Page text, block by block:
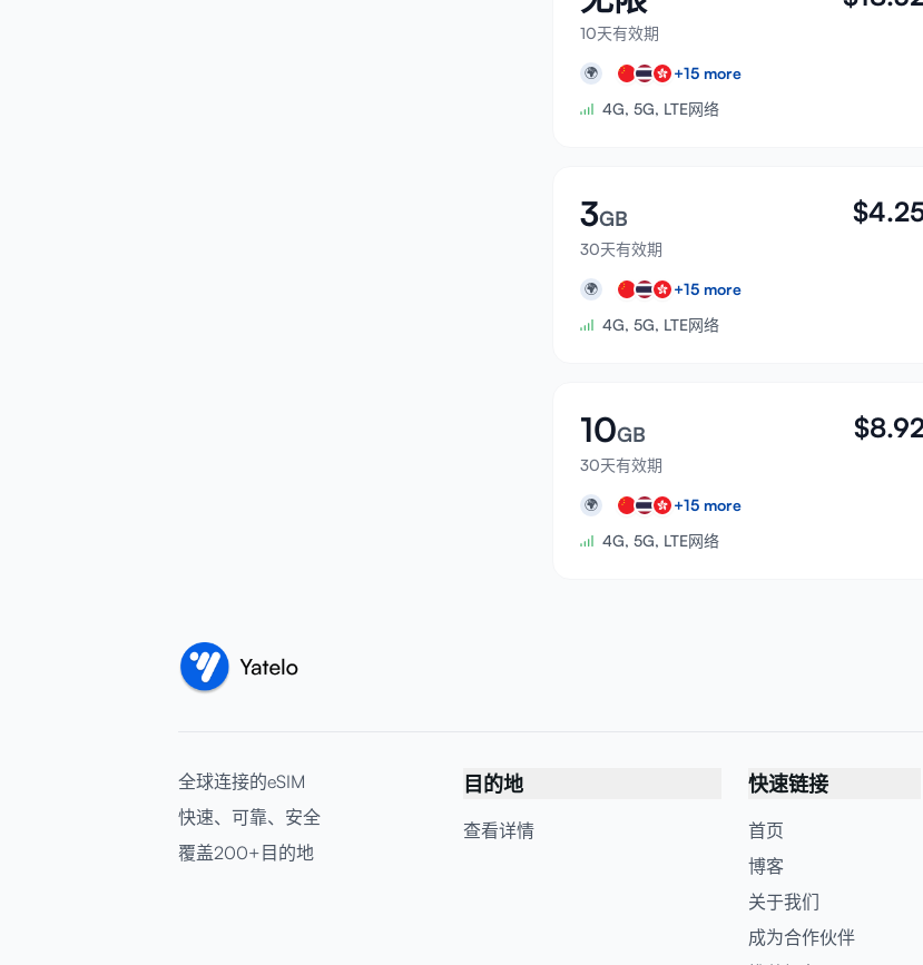
10天有效期
🌍 +15 more
4G, 5G, LTE网络
3GB
30天有效期
$
🌍 +15 more
4G, 5G, LTE网络
10GB
30天有效期
$
🌍 +15 more
4G, 5G, LTE网络
全球连接的eSIM
快速、可靠、安全
覆盖200+目的地
目的地
查看详情
快速链接
首页
博客
关于我们
成为合作伙伴